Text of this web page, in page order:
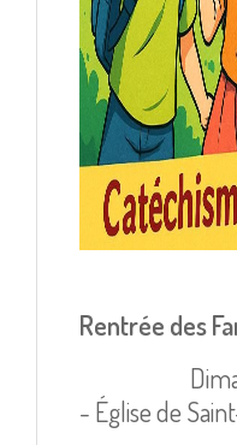
Rentrée des
- Église de